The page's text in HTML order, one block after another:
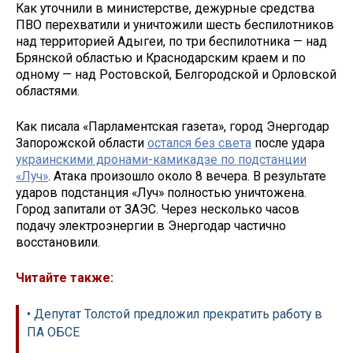
Как уточнили в министерстве, дежурные средства
ПВО перехватили и уничтожили шесть беспилотников
над территорией Адыгеи, по три беспилотника — над
Брянской областью и Краснодарским краем и по
одному — над Ростовской, Белгородской и Орловской
областями.
Как писала «Парламентская газета», город Энергодар
Запорожской области остался без света после удара
украинскими дронами-камикадзе по подстанции
«Луч». Атака произошло около 8 вечера. В результате
ударов подстанция «Луч» полностью уничтожена.
Город запитали от ЗАЭС. Через несколько часов
подачу электроэнергии в Энергодар частично
восстановили.
Читайте также:
• Депутат Толстой предложил прекратить работу в
ПА ОБСЕ